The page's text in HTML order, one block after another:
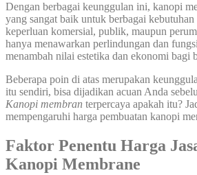
Dengan berbagai keunggulan ini, kanopi
yang sangat baik untuk berbagai
keperluan komersial, publik, maupun
hanya menawarkan perlindungan dan
menambah nilai estetika dan ekonomi bagi
Beberapa poin di atas merupakan
itu sendiri, bisa dijadikan acuan Anda
Kanopi membran terpercaya apakah itu?
mempengaruhi harga pembuatan kanopi
Faktor Penentu Harga
Kanopi Membrane